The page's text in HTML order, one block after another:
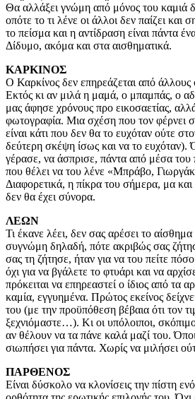
Θα αλλάξει γνώμη από μόνος του καμιά
οπότε το τι λένε οι άλλοι δεν παίζει
το πείσμα και η αντίδραση είναι πάντα
Δίδυμο, ακόμα και στα αισθηματικά.
ΚΑΡΚΙΝΟΣ
Ο Καρκίνος δεν επηρεάζεται από άλλους
Εκτός κι αν μιλά η μαμά, ο μπαμπάς, ο
μας άφησε χρόνους προ εικοσαετίας,
φωτογραφία. Μια σχέση που τον φέρνει
είναι κάτι που δεν θα το ευχόταν ούτε
δεύτερη σκέψη ίσως και να το
γέρασε, να άσπρισε, πάντα από μέσα του
που θέλει να του λένε «Μπράβο,
Διαφορετικά, η πίκρα του σήμερα, μα
δεν θα έχει σύνορα.
ΛΕΩΝ
Τι έκανε λέει, δεν σας αρέσει το
συγνώμη δηλαδή, πότε ακριβώς σας
σας τη ζήτησε, ήταν για να του πείτε
όχι για να βγάλετε το φτυάρι και να
πρόκειται να επηρεαστεί ο ίδιος από τα
καμία, εγγυημένα. Πρώτος εκείνος δείχνει
του (με την προϋπόθεση βέβαια ότι τον
ξεχνιόμαστε…). Κι οι υπόλοιποι,
αν θέλουν να τα πάνε καλά μαζί του.
σιωπήσει για πάντα. Χωρίς να μιλήσει
ΠΑΡΘΕΝΟΣ
Είναι δύσκολο να κλονίσεις την πίστη